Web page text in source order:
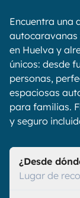
Encuentra una
autocaravanas
en Huelva y
únicos: desde
personas,
espaciosas
para familias.
y seguro
¿Desde
Lugar de